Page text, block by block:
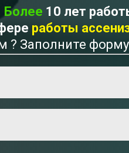
Более 10 лет
работы
? Заполните